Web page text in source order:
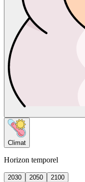
Climat
Horizon temporel
2030 2050
2100